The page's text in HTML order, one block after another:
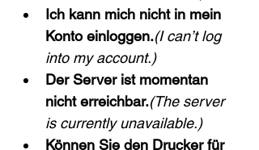
Ich kann mich nicht in mein
Konto einloggen.(I can’t log
into my account.)
Der Server ist momentan
nicht erreichbar.(The server
is currently unavailable.)
Können Sie den Drucker für